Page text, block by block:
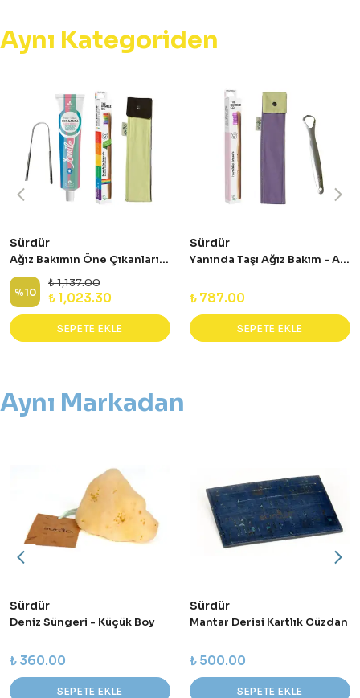
Aynı Kategoriden
Sürdür
Ağız Bakımın Öne Çıkanları - Avantajlı Set
%10
₺ 1,137.00
₺ 1,023.30
SEPETE EKLE
Sürdür
Yanında Taşı Ağız Bakım - Avantajlı Set
₺ 787.00
SEPETE EKLE
Aynı Markadan
Sürdür
Deniz Süngeri - Küçük Boy
₺ 360.00
SEPETE EKLE
Sürdür
Mantar Derisi Kartlık Cüzdan
₺ 500.00
SEPETE EKLE